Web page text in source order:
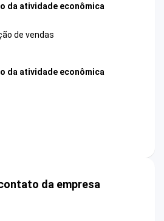
da atividade econômica
de vendas
da atividade econômica
da empresa